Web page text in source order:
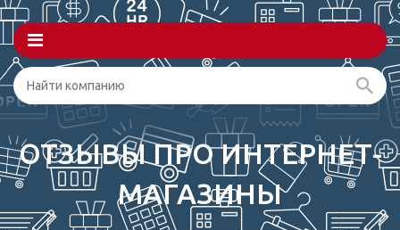
ОТЗЫВЫ ПРО ИНТЕРНЕТ-
МАГАЗИНЫ